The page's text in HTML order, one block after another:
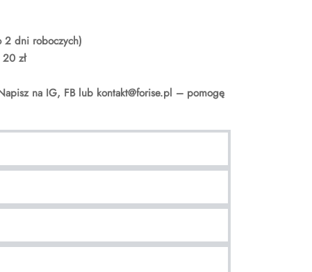
2 dni roboczych)
zł
na IG, FB lub kontakt@forise.pl – pomogę